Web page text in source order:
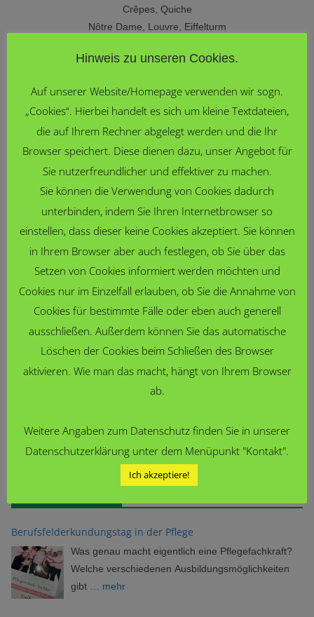
Crêpes, Quiche
Nôtre Dame, Louvre, Eiffelturm
in Biarritz,
Und die Sprachen haben noch mehr zu bieten:
International anerkannte Sprachenzertifikate
erwerben.
Fahrten und Austausche (z.B. nach Lüttich, Paris,
Venedig, Padua …), eventuell auch gemeinsam.
„nebenbei“ Grundlagen in anderen romanischen
Sprachen erlernen, z.B. in Spanisch oder
Erreichbarkeit der Lehrkräfte
[kürzel]@fsg-hagen.de.
Die Kürzel sind dieser Homepage zu entnehmen <hier klicken> .
Berufsfelderkundungstag in der Pflege
Was genau macht eigentlich eine Pflegefachkraft?
Welche verschiedenen Ausbildungsmöglichkeiten
gibt
… mehr
Hinweis zu unseren Cookies.
Auf unserer Website/Homepage verwenden wir sogn.
„Cookies“. Hierbei handelt es sich um kleine Textdateien,
die auf Ihrem Rechner abgelegt werden und die Ihr
Browser speichert. Diese dienen dazu, unser Angebot für
Sie nutzerfreundlicher und effektiver zu machen.
Sie können die Verwendung von Cookies dadurch
unterbinden, indem Sie Ihren Internetbrowser so
einstellen, dass dieser keine Cookies akzeptiert. Sie können
in Ihrem Browser aber auch festlegen, ob Sie über das
Setzen von Cookies informiert werden möchten und
Cookies nur im Einzelfall erlauben, ob Sie die Annahme von
Cookies für bestimmte Fälle oder eben auch generell
ausschließen. Außerdem können Sie das automatische
Löschen der Cookies beim Schließen des Browser
aktivieren. Wie man das macht, hängt von Ihrem Browser
ab.
Weitere Angaben zum Datenschutz finden Sie in unserer
Datenschutzerklärung unter dem Menüpunkt "Kontakt".
Ich akzeptiere!